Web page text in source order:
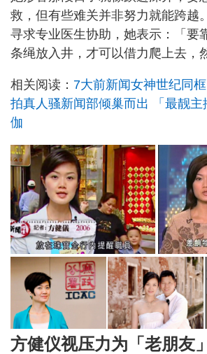
救，但有些难关并非努力就能跨越
寻求专业医生协助，她表示：「要
条绳放入井，才可以借力爬上去，
相关阅读： 7大前新闻女神世纪同
拍真人骚新闻部倾巢而出 「最靓主
伽
方健仪视压力为「老朋友」